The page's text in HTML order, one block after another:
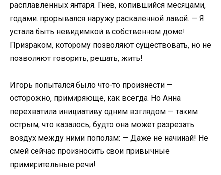
расплавленных янтаря. Гнев, копившийся месяцами,
годами, прорывался наружу раскаленной лавой. — Я
устала быть невидимкой в собственном доме!
Призраком, которому позволяют существовать, но не
позволяют говорить, решать, жить!
Игорь попытался было что-то произнести —
осторожно, примиряюще, как всегда. Но Анна
перехватила инициативу одним взглядом — таким
острым, что казалось, будто она может разрезать
воздух между ними пополам: — Даже не начинай! Не
смей сейчас произносить свои привычные
примирительные речи!